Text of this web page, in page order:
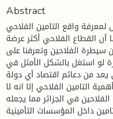
Abstract
لمعرفة واقع التامين الفلاحي
أن القطاع الفلاحي أكثر عرضة
سيطرة الفلاحين وتعرفنا على
لو استغل بالشكل الأمثل في
من دعائم اقتصاد أي دولة.
التامين الفلاحي إلا انه لا
في الجزائر مما يجعله